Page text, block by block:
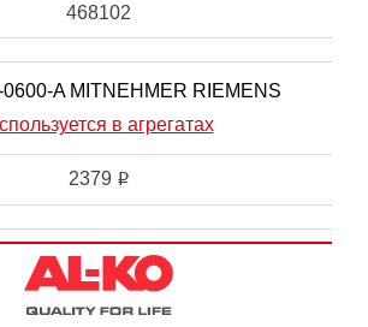
468102
A MITNEHMER RIEMENS
в агрегатах
2379 i